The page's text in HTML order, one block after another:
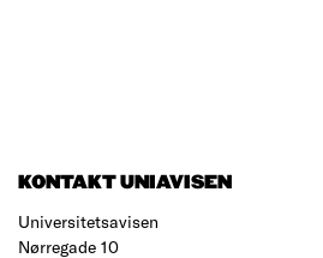
KONTAKT UNIAVISEN
Universitetsavisen
Nørregade 10